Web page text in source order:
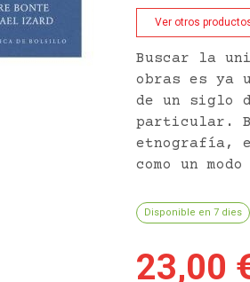
Ver otros
Buscar la
obras es ya
de un siglo
particular.
etnografía,
como un
Disponible en 7 dies
23,00